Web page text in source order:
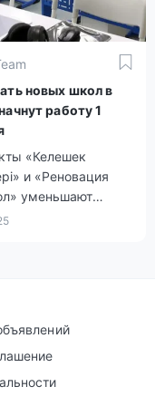
новых школ в
работу 1
«Келешек
и «Реновация
уменьшают
и обновляют